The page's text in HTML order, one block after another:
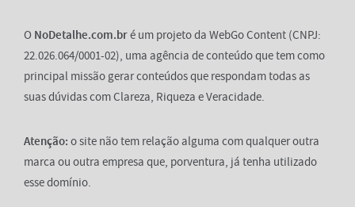
O NoDetalhe.com.bré um projeto da WebGo Content (CNPJ:
22.026.064/0001-02), uma agência de conteúdo que tem como
principal missão gerar conteúdos que respondam todas as
suas dúvidas com Clareza, Riqueza e Veracidade.
Atenção: o site não tem relação alguma com qualquer outra
marca ou outra empresa que, porventura, já tenha utilizado
esse domínio.